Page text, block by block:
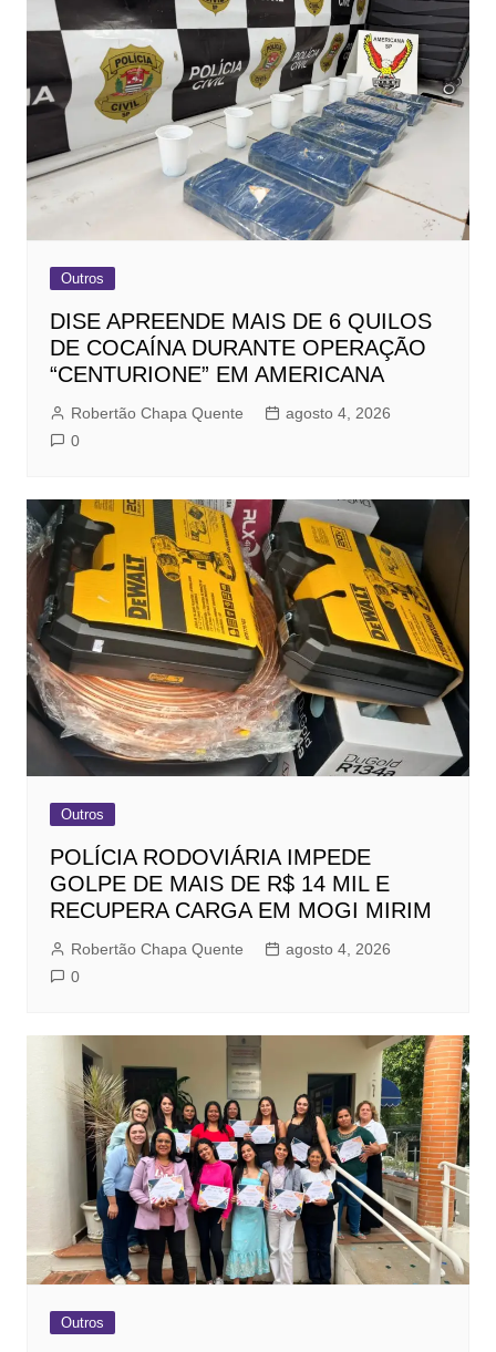
Outros
DISE APREENDE MAIS DE 6 QUILOS
DE COCAÍNA DURANTE OPERAÇÃO
“CENTURIONE” EM AMERICANA
Robertão Chapa Quente
agosto 4, 2026
0
Outros
POLÍCIA RODOVIÁRIA IMPEDE
GOLPE DE MAIS DE R$ 14 MIL E
RECUPERA CARGA EM MOGI MIRIM
Robertão Chapa Quente
agosto 4, 2026
0
Outros